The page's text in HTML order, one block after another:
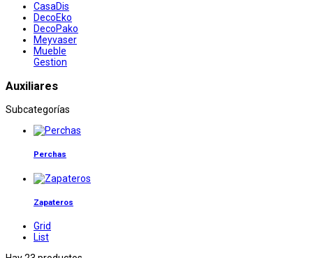
CasaDis
DecoEko
DecoPako
Meyvaser
Mueble
Gestion
Auxiliares
Subcategorías
Perchas
Zapateros
Grid
List